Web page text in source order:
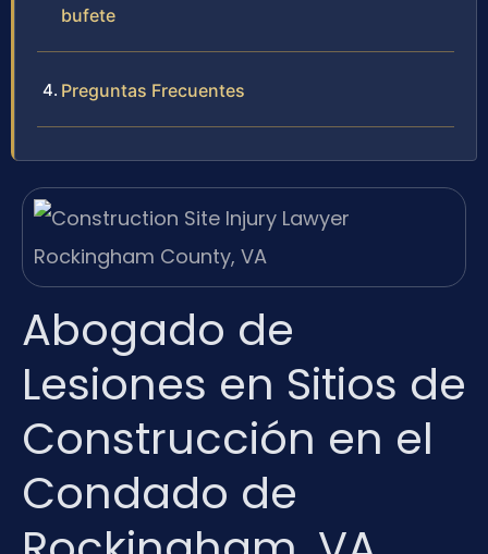
bufete
Preguntas Frecuentes
Abogado de
Lesiones en Sitios de
Construcción en el
Condado de